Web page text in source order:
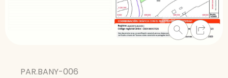
PAR.BANY-006